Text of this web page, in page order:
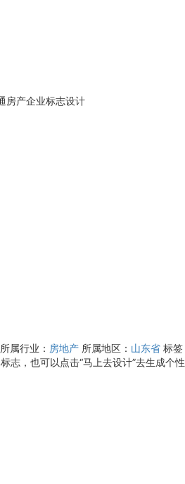
房产企业标志设计
所属行业： 房地产 所属地区： 山东省 标签
，也可以点击“马上去设计”去生成个性